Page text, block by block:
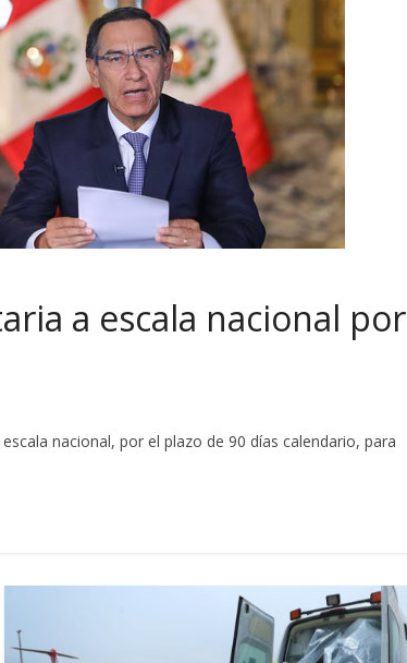
a escala nacional por
nacional, por el plazo de 90 días calendario, para